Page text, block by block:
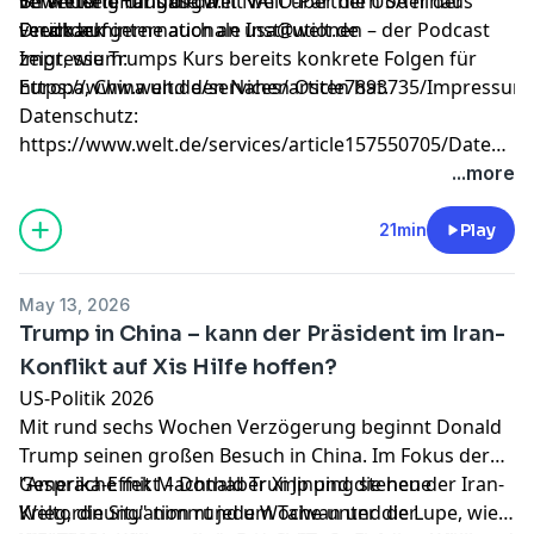
Druck auf internationale Institutionen – der Podcast
zeigt, wie Trumps Kurs bereits konkrete Folgen für
Europa, China und den Nahen Osten hat.
verändern.
Feedback gerne auch anusa@welt.de
Impressum:
https://www.welt.de/services/article7893735/
Datenschutz:
https://www.welt.de/services/article157550705/
...more
21min Play
May 13, 2026
Trump in China – kann der Präsident im Iran-
Konflikt auf Xis Hilfe hoffen?
US-Politik 2026
Mit rund sechs Wochen Verzögerung beginnt Donald
Trump seinen großen Besuch in China. Im Fokus der
Gespräche mit Machthaber Xi Jinping stehen der Iran-
Krieg, die Situation rund um Taiwan und der
"Amerika-Effekt – Donald Trump und die neue
Weltordnung" nimmt jede Woche unter die Lupe, wie